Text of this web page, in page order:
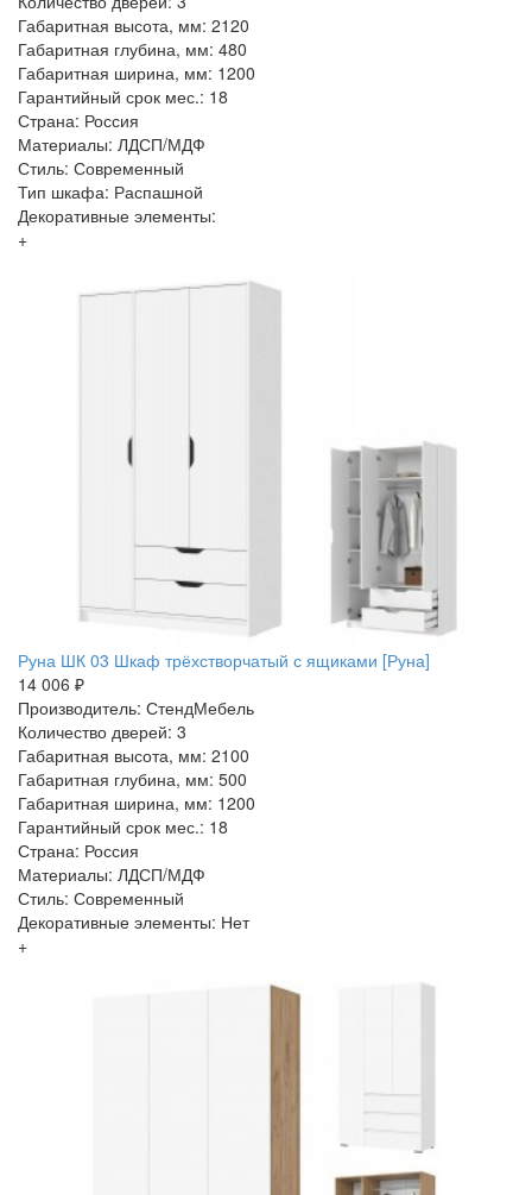
Габаритная высота, мм: 2120
Габаритная глубина, мм: 480
Габаритная ширина, мм: 1200
Гарантийный срок мес.: 18
Страна: Россия
Материалы: ЛДСП/МДФ
Стиль: Современный
Тип шкафа: Распашной
Декоративные элементы:
+
Руна ШК 03 Шкаф трёхстворчатый с ящиками [Руна]
14 006 ₽
Производитель: СтендМебель
Количество дверей: 3
Габаритная высота, мм: 2100
Габаритная глубина, мм: 500
Габаритная ширина, мм: 1200
Гарантийный срок мес.: 18
Страна: Россия
Материалы: ЛДСП/МДФ
Стиль: Современный
Декоративные элементы: Нет
+